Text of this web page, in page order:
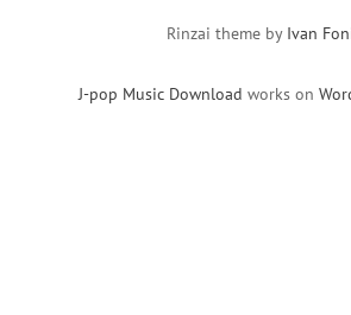
J-pop Music Download works on
Rinzai theme by Ivan